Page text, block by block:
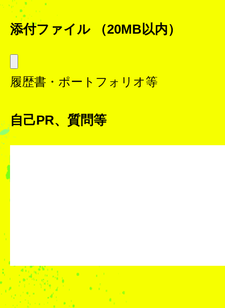
添付ファイル （20MB以内）
履歴書・ポートフォリオ等
自己PR、質問等